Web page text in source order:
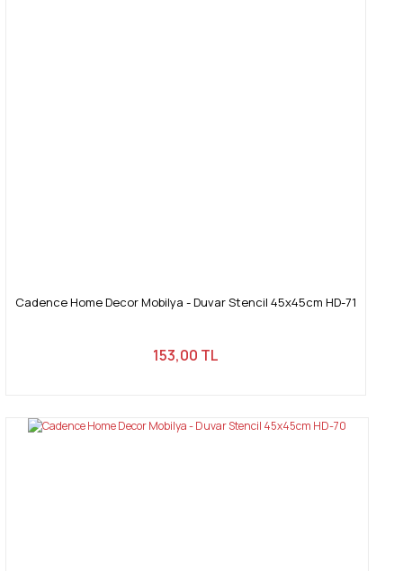
Cadence Home Decor Mobilya - Duvar Stencil 45x45cm HD-71
153,00 TL